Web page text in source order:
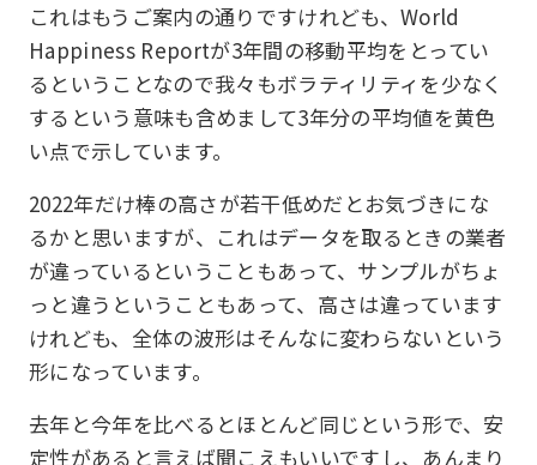
これはもうご案内の通りですけれども、World
Happiness Reportが3年間の移動平均をとってい
るということなので我々もボラティリティを少なく
するという意味も含めまして3年分の平均値を黄色
い点で示しています。
2022年だけ棒の高さが若干低めだとお気づきにな
るかと思いますが、これはデータを取るときの業者
が違っているということもあって、サンプルがちょ
っと違うということもあって、高さは違っています
けれども、全体の波形はそんなに変わらないという
形になっています。
去年と今年を比べるとほとんど同じという形で、安
定性があると言えば聞こえもいいですし、あんまり